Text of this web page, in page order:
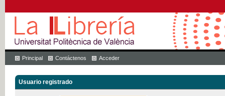
Principal Contáctenos Acceder
Usuario registrado